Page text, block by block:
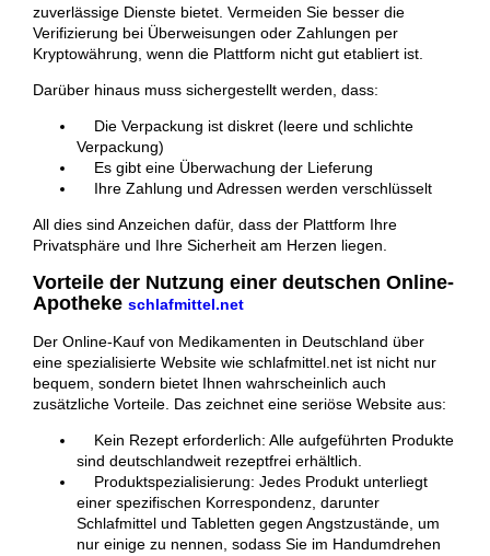
zuverlässige Dienste bietet. Vermeiden Sie besser die
Verifizierung bei Überweisungen oder Zahlungen per
Kryptowährung, wenn die Plattform nicht gut etabliert ist.
Darüber hinaus muss sichergestellt werden, dass:
Die Verpackung ist diskret (leere und schlichte
Verpackung)
Es gibt eine Überwachung der Lieferung
Ihre Zahlung und Adressen werden verschlüsselt
All dies sind Anzeichen dafür, dass der Plattform Ihre
Privatsphäre und Ihre Sicherheit am Herzen liegen.
Vorteile der Nutzung einer deutschen Online-
Apotheke schlafmittel.net
Der Online-Kauf von Medikamenten in Deutschland über
eine spezialisierte Website wie schlafmittel.net ist nicht nur
bequem, sondern bietet Ihnen wahrscheinlich auch
zusätzliche Vorteile. Das zeichnet eine seriöse Website aus:
Kein Rezept erforderlich: Alle aufgeführten Produkte
sind deutschlandweit rezeptfrei erhältlich.
Produktspezialisierung: Jedes Produkt unterliegt
einer spezifischen Korrespondenz, darunter
Schlafmittel und Tabletten gegen Angstzustände, um
nur einige zu nennen, sodass Sie im Handumdrehen